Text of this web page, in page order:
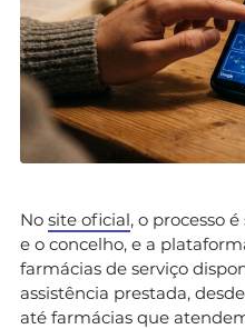
No site ofcial, o processo
e o concelho, e a
farmácias de serviço
assistência prestada,
até farmácias que